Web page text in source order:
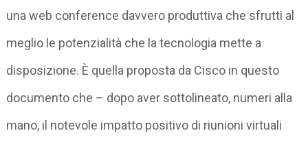
una web conference davvero produttiva che sfrutti al
meglio le potenzialità che la tecnologia mette a
disposizione. È quella proposta da Cisco in questo
documento che – dopo aver sottolineato, numeri alla
mano, il notevole impatto positivo di riunioni virtuali